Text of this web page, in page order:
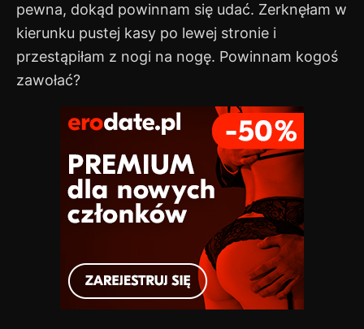
pewna, dokąd powinnam się udać. Zerknęłam w
kierunku pustej kasy po lewej stronie i
przestąpiłam z nogi na nogę. Powinnam kogoś
zawołać?